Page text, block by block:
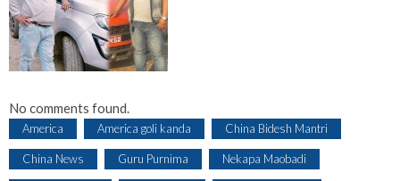
No comments found.
America America goli kanda China Bidesh Mantri
China News Guru Purnima Nekapa Maobadi